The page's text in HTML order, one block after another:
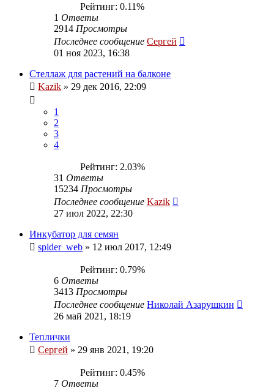
Рейтинг: 0.11%
1 Ответы
2914 Просмотры
Последнее сообщение Сергей
01 ноя 2023, 16:38
Стеллаж для растений на балконе
Kazik » 29 дек 2016, 22:09
1
2
3
4
Рейтинг: 2.03%
31 Ответы
15234 Просмотры
Последнее сообщение Kazik
27 июл 2022, 22:30
Инкубатор для семян
spider_web » 12 июл 2017, 12:49
Рейтинг: 0.79%
6 Ответы
3413 Просмотры
Последнее сообщение Николай Азарушкин
26 май 2021, 18:19
Теплички
Сергей » 29 янв 2021, 19:20
Рейтинг: 0.45%
7 Ответы